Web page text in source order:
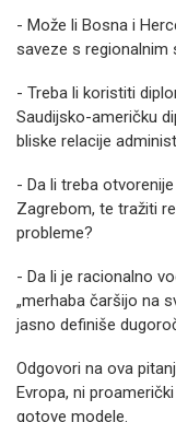
- Može li Bosna i
saveze s regionalnim
- Treba li koristiti
Saudijsko-američku
bliske relacije
- Da li treba
Zagrebom, te tražiti
probleme?
- Da li je racionalno
„merhaba čaršijo na
jasno definiše
Odgovori na ova
Evropa, ni
gotove modele.